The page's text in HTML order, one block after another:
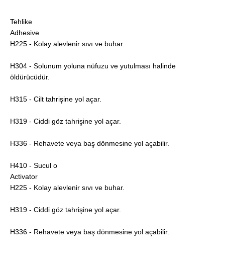
Tehlike
Adhesive
H225 - Kolay alevlenir sıvı ve buhar.
H304 - Solunum yoluna nüfuzu ve yutulması halinde
öldürücüdür.
H315 - Cilt tahrişine yol açar.
H319 - Ciddi göz tahrişine yol açar.
H336 - Rehavete veya baş dönmesine yol açabilir.
H410 - Sucul o
Activator
H225 - Kolay alevlenir sıvı ve buhar.
H319 - Ciddi göz tahrişine yol açar.
H336 - Rehavete veya baş dönmesine yol açabilir.